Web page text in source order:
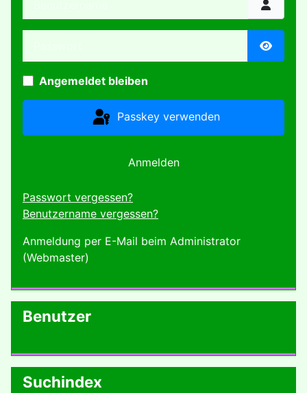
Angemeldet bleiben
Passkey verwenden
Anmelden
Passwort vergessen?
Benutzername vergessen?
Anmeldung per E-Mail beim Administrator
(Webmaster)
Benutzer
Suchindex